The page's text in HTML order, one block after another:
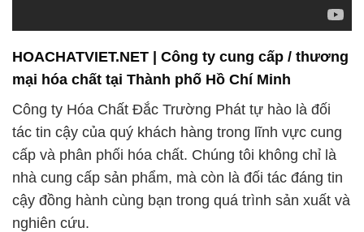
HOACHATVIET.NET | Công ty cung cấp / thương
mại hóa chất tại Thành phố Hồ Chí Minh
Công ty Hóa Chất Đắc Trường Phát tự hào là đối
tác tin cậy của quý khách hàng trong lĩnh vực cung
cấp và phân phối hóa chất. Chúng tôi không chỉ là
nhà cung cấp sản phẩm, mà còn là đối tác đáng tin
cậy đồng hành cùng bạn trong quá trình sản xuất và
nghiên cứu.